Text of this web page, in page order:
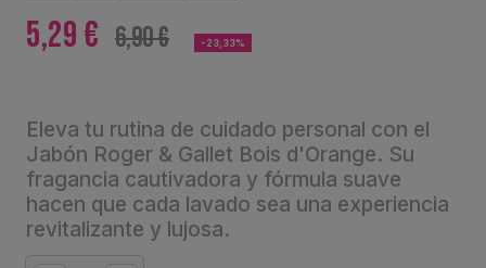
5,29 € 6,90 € -23,33%
Eleva tu rutina de cuidado personal con el
Jabón Roger & Gallet Bois d'Orange. Su
fragancia cautivadora y fórmula suave
hacen que cada lavado sea una experiencia
revitalizante y lujosa.